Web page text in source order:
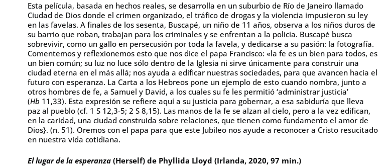
Esta película, basada en hechos reales, se desarrolla en un suburbio de Río de Janeiro llamado
Ciudad de Dios donde el crimen organizado, el tráfico de drogas y la violencia impusieron su ley
en las favelas. A finales de los sesenta, Buscapé, un niño de 11 años, observa a los niños duros de
su barrio que roban, trabajan para los criminales y se enfrentan a la policía. Buscapé busca
sobrevivir, como un gallo en persecusión por toda la favela, y dedicarse a su pasión: la fotografía.
Comentemos y reflexionemos esto que nos dice el papa Francisco: «la fe es un bien para todos, es
un bien común; su luz no luce sólo dentro de la Iglesia ni sirve únicamente para construir una
ciudad eterna en el más allá; nos ayuda a edificar nuestras sociedades, para que avancen hacia el
futuro con esperanza. La Carta a los Hebreos pone un ejemplo de esto cuando nombra, junto a
otros hombres de fe, a Samuel y David, a los cuales su fe les permitió ‘administrar justicia’
(Hb 11,33). Esta expresión se refiere aquí a su justicia para gobernar, a esa sabiduría que lleva
paz al pueblo (cf. 1 S 12,3-5; 2 S 8,15). Las manos de la fe se alzan al cielo, pero a la vez edifican,
en la caridad, una ciudad construida sobre relaciones, que tienen como fundamento el amor de
Dios}. (n. 51). Oremos con el papa para que este Jubileo nos ayude a reconocer a Cristo resucitado
en nuestra vida cotidiana.
El lugar de la esperanza (Herself) de Phyllida Lloyd (Irlanda, 2020, 97 min.)